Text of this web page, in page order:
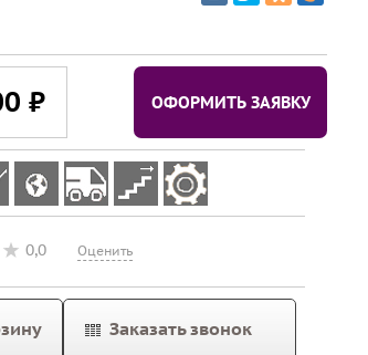
⃏
ОФОРМИТЬ ЗАЯВКУ
0,0 Оценить
Заказать звонок